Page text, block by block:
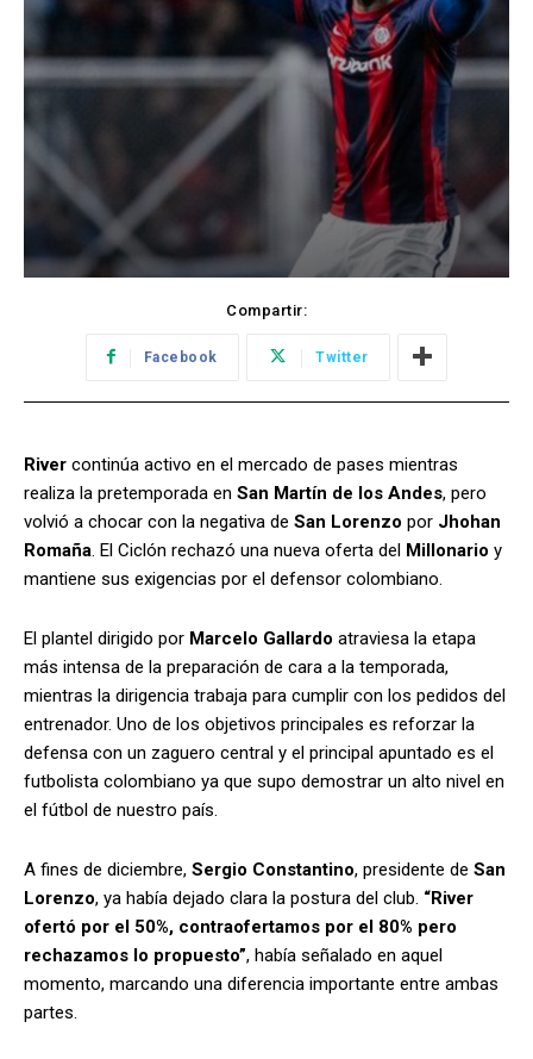
Compartir:
Facebook Twitter
River continúa activo en el mercado de pases mientras
realiza la pretemporada en San Martín de los Andes, pero
volvió a chocar con la negativa de San Lorenzo por Jhohan
Romaña. El Ciclón rechazó una nueva oferta del Millonario y
mantiene sus exigencias por el defensor colombiano.
El plantel dirigido por Marcelo Gallardo atraviesa la etapa
más intensa de la preparación de cara a la temporada,
mientras la dirigencia trabaja para cumplir con los pedidos del
entrenador. Uno de los objetivos principales es reforzar la
defensa con un zaguero central y el principal apuntado es el
futbolista colombiano ya que supo demostrar un alto nivel en
el fútbol de nuestro país.
A fines de diciembre, Sergio Constantino, presidente de San
Lorenzo, ya había dejado clara la postura del club. “River
ofertó por el 50%, contraofertamos por el 80% pero
rechazamos lo propuesto”, había señalado en aquel
momento, marcando una diferencia importante entre ambas
partes.